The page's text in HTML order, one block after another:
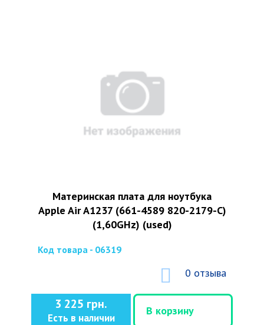
Материнская плата для ноутбука
Apple Air A1237 (661-4589 820-2179-C)
(1,60GHz) (used)
Код товара - 06319
0 отзыва
3 225 грн.
Есть в наличии
В корзину